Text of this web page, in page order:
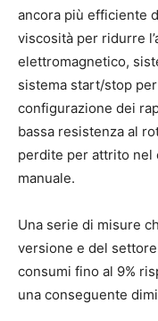
ancora più efficiente
viscosità per ridurre
elettromagnetico,
sistema start/stop
configurazione dei
bassa resistenza al
perdite per attrito nel
manuale.
Una serie di misure
versione e del
consumi fino al 9%
una conseguente